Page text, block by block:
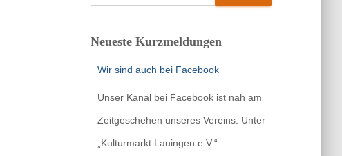
Neueste Kurzmeldungen
Wir sind auch bei Facebook
Unser Kanal bei Facebook ist nah am
Zeitgeschehen unseres Vereins. Unter
„Kulturmarkt Lauingen e.V.“